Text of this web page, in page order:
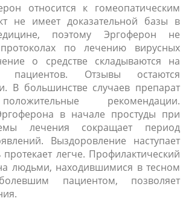
относится к гомеопатическим
не имеет доказательной базы в
поэтому Эргоферон не
по лечению вирусных
о средстве складываются на
Отзывы остаются
В большинстве случаев препарат
рекомендации.
в начале простуды при
лечения сокращает период
Выздоровление наступает
легче. Профилактический
людьми, находившимися в тесном
пациентом, позволяет